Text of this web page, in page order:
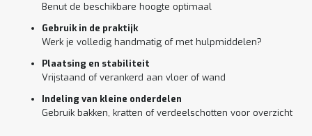
Benut de beschikbare hoogte optimaal
Gebruik in de praktijk
Werk je volledig handmatig of met hulpmiddelen?
Plaatsing en stabiliteit
Vrijstaand of verankerd aan vloer of wand
Indeling van kleine onderdelen
Gebruik bakken, kratten of verdeelschotten voor overzicht